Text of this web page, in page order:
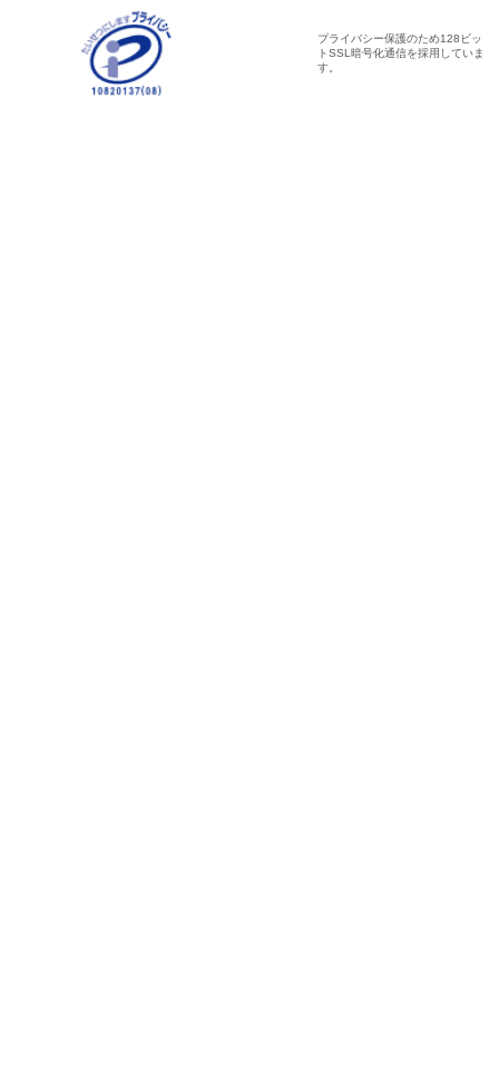
プライバシー保護のため128ビッ
トSSL暗号化通信を採用していま
す。